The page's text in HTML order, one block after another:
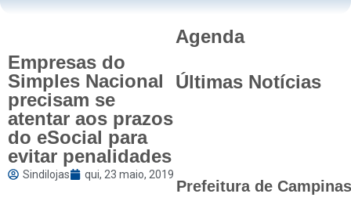
Empresas do
Simples Nacional
precisam se
atentar aos prazos
do eSocial para
evitar penalidades
Sindilojas qui, 23 maio, 2019
Agenda
Últimas Notícias
Prefeitura de